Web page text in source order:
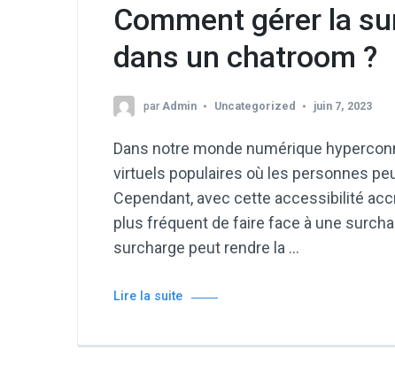
Comment gérer la
dans un chatroom ?
par Admin Uncategorized juin 7, 2023
Dans notre monde numérique
virtuels populaires où les personnes
Cependant, avec cette accessibilité
plus fréquent de faire face à une
surcharge peut rendre la …
Lire la suite